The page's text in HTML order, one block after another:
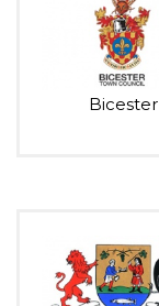
Bicester